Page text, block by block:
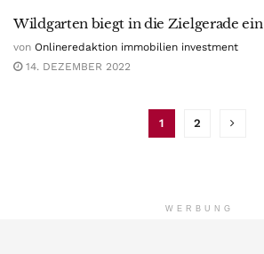
Wildgarten biegt in die Zielgerade ein
von Onlineredaktion immobilien investment
14. DEZEMBER 2022
1 2
WERBUNG